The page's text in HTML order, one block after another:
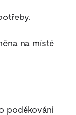
na místě
poděkování